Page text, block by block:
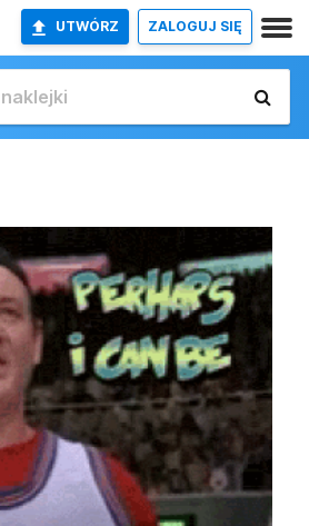
UTWÓRZ ZALOGUJ SIĘ